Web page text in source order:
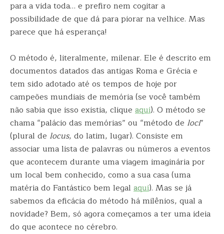
para a vida toda… e prefiro nem cogitar a
possibilidade de que dá para piorar na velhice. Mas
parece que há esperança!
O método é, literalmente, milenar. Ele é descrito em
documentos datados das antigas Roma e Grécia e
tem sido adotado até os tempos de hoje por
campeões mundiais de memória (se você também
não sabia que isso existia, clique aqui). O método se
chama “palácio das memórias” ou “método de loci”
(plural de locus, do latim, lugar). Consiste em
associar uma lista de palavras ou números a eventos
que acontecem durante uma viagem imaginária por
um local bem conhecido, como a sua casa (uma
matéria do Fantástico bem legal aqui). Mas se já
sabemos da eficácia do método há milênios, qual a
novidade? Bem, só agora começamos a ter uma ideia
do que acontece no cérebro.